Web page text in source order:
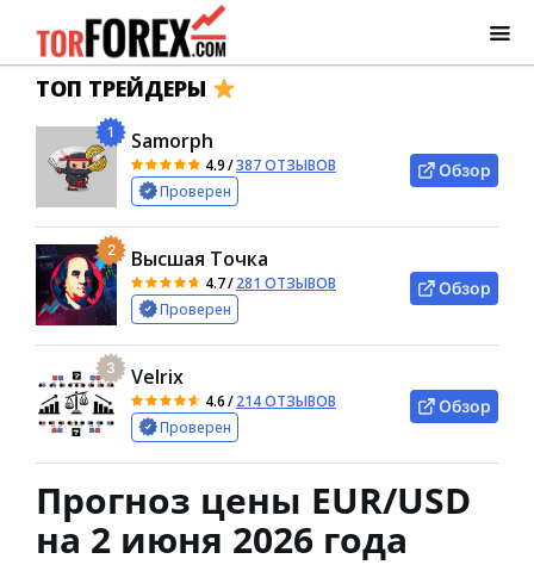
ТОП ТРЕЙДЕРЫ
1 Samorph
4.9/387 ОТЗЫВОВ
Проверен
Обзор
2 Высшая Точка
4.7/281 ОТЗЫВОВ
Проверен
Обзор
3 Velrix
4.6/214 ОТЗЫВОВ
Проверен
Обзор
Прогноз цены EUR/USD
на 2 июня 2026 года